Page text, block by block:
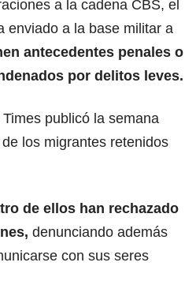
a la cadena CBS, el
enviado a la base militar a
antecedentes penales o
por delitos leves.
publicó la semana
los migrantes retenidos
de ellos han rechazado
, denunciando además
con sus seres